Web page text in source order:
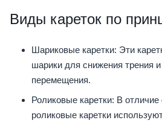
Виды кареток по
Шариковые каретки: Эти
шарики для снижения трения
перемещения.
Роликовые каретки: В
роликовые каретки